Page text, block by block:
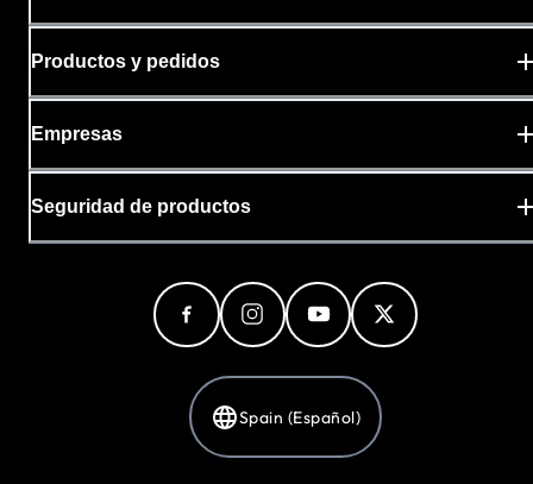
Productos y pedidos
Empresas
Seguridad de productos
Spain (Español)